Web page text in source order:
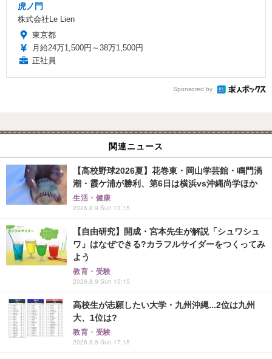
虎ノ門
株式会社Le Lien
東京都
月給24万1,500円～38万1,500円
正社員
Sponsored by
関連ニュース
【高校野球2026夏】花巻東・岡山学芸館・鳴門渦
潮・霞ケ浦が勝利、第6日は横浜vs沖縄尚学ほか
生活・健康
2026.8.9 Sun 13:15
【自由研究】開成・宮本先生が解説「シュワシュ
ワ」はなぜできる?カラフルサイダーをつくってみ
よう
教育・受験
2026.8.9 Sun 15:15
高校生が志願したい大学・九州沖縄...2位は九州
大、1位は?
教育・受験
2026.8.9 Sun 17:15